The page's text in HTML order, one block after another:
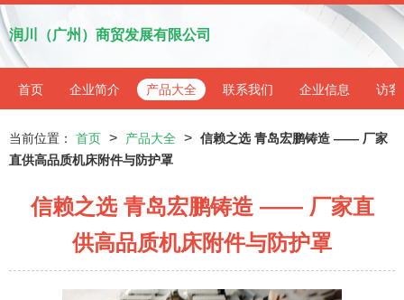
润川（广州）商贸发展有限公司
首页 企业简介 产品大全 联系我们 企业信息 访客
当前位置： 首页 > 产品大全 > 信赖之选 青岛宏鹏铸造 —— 厂家
直供高品质机床附件与防护罩
信赖之选 青岛宏鹏铸造 —— 厂家直
供高品质机床附件与防护罩